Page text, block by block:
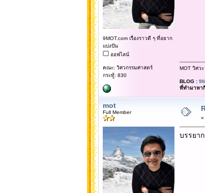
9MOT.com เรื่องราวดี ๆ ที่อยาก
แบ่งปัน
ออฟไลน์
คณะ: วิศวกรรมศาสตร์
กระทู้: 830
MOT วิศว
BLOG :
ที่ทำมาหา
mot
Full Member
«
บรรยา